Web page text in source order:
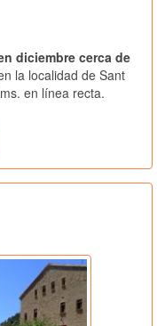
diciembre cerca de
la localidad de Sant
en línea recta.